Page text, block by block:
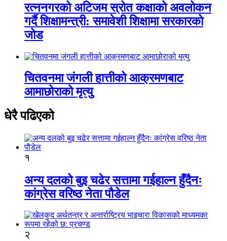
रत्ननगरको अटिजम स्रोत कक्षाको अवलोकन
गर्दै शिक्षामन्त्री: समावेशी शिक्षामा सरकारको
जोड
चितवनमा जंगली हात्तीको आक्रमणबाट
आमाछोराको मृत्यु
धेरै पढिएको
१
अन्य दलको बुइ चढेर सत्तामा गईहाल्न हुँदैनः
कांग्रेस वरिष्ठ नेता पौडेल
२